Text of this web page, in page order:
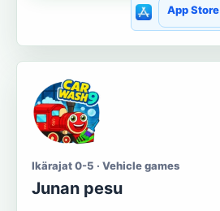
App Store
Ikärajat 0-5 · Vehicle games
Junan pesu